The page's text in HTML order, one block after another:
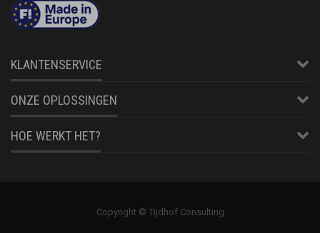
KLANTENSERVICE
ONZE OPLOSSINGEN
HOE WERKT HET?
Copyright © Tijdhof Consulting